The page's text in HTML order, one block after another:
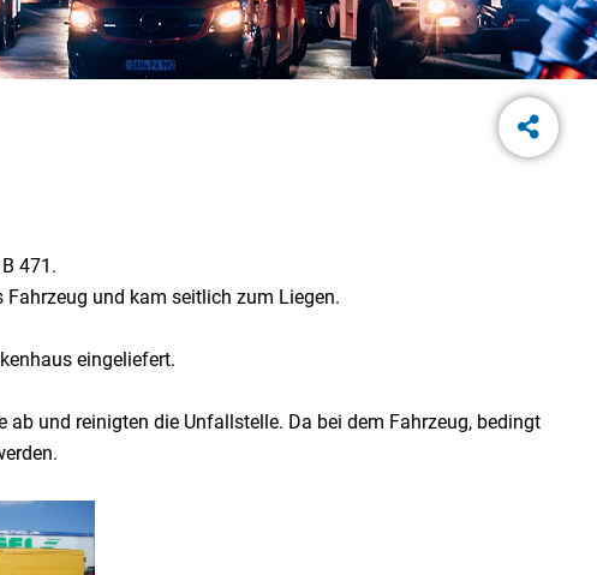
471.
und kam seitlich zum Liegen.
eingeliefert.
und reinigten die Unfallstelle. Da bei dem Fahrzeug, bedingt